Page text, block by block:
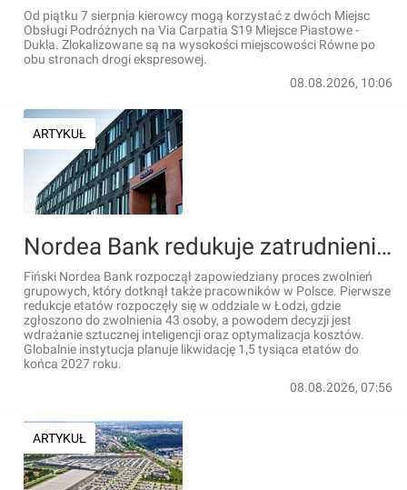
Od piątku 7 sierpnia kierowcy mogą korzystać z dwóch Miejsc
Obsługi Podróżnych na Via Carpatia S19 Miejsce Piastowe -
Dukla. Zlokalizowane są na wysokości miejscowości Równe po
obu stronach drogi ekspresowej.
08.08.2026, 10:06
ARTYKUŁ
Nordea Bank redukuje zatrudnienie w Polsce. Zwolnienia grupowe w Łodzi
Fiński Nordea Bank rozpoczął zapowiedziany proces zwolnień
grupowych, który dotknął także pracowników w Polsce. Pierwsze
redukcje etatów rozpoczęły się w oddziale w Łodzi, gdzie
zgłoszono do zwolnienia 43 osoby, a powodem decyzji jest
wdrażanie sztucznej inteligencji oraz optymalizacja kosztów.
Globalnie instytucja planuje likwidację 1,5 tysiąca etatów do
końca 2027 roku.
08.08.2026, 07:56
ARTYKUŁ